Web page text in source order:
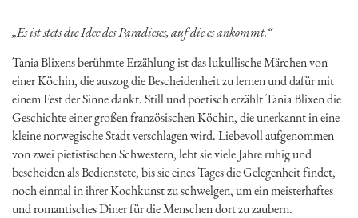
„Es ist stets die Idee des Paradieses, auf die es ankommt.“
Tania Blixens berühmte Erzählung ist das lukullische Märchen von
einer Köchin, die auszog die Bescheidenheit zu lernen und dafür mit
einem Fest der Sinne dankt. Still und poetisch erzählt Tania Blixen die
Geschichte einer großen französischen Köchin, die unerkannt in eine
kleine norwegische Stadt verschlagen wird. Liebevoll aufgenommen
von zwei pietistischen Schwestern, lebt sie viele Jahre ruhig und
bescheiden als Bedienstete, bis sie eines Tages die Gelegenheit findet,
noch einmal in ihrer Kochkunst zu schwelgen, um ein meisterhaftes
und romantisches Diner für die Menschen dort zu zaubern.